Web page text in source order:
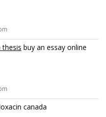
thesis buy an essay online
canada